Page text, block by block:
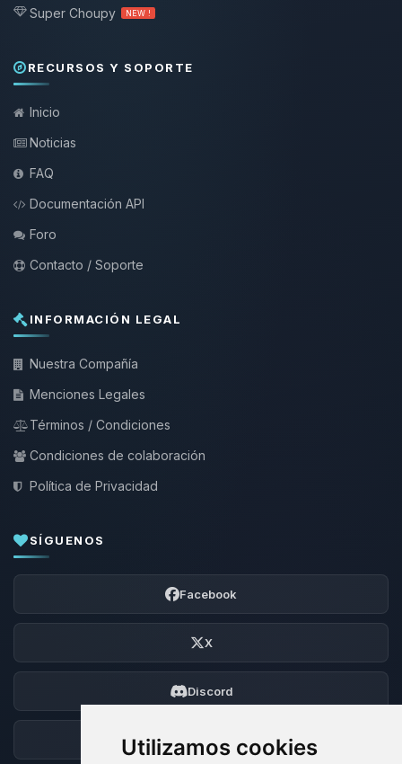
Utilizamos cookies
Super Choupy NEW !
RECURSOS Y SOPORTE
Inicio
Noticias
FAQ
Documentación API
Foro
Contacto / Soporte
INFORMACIÓN LEGAL
Nuestra Compañía
Menciones Legales
Términos / Condiciones
Condiciones de colaboración
Política de Privacidad
SÍGUENOS
Facebook
X
Discord
Foro